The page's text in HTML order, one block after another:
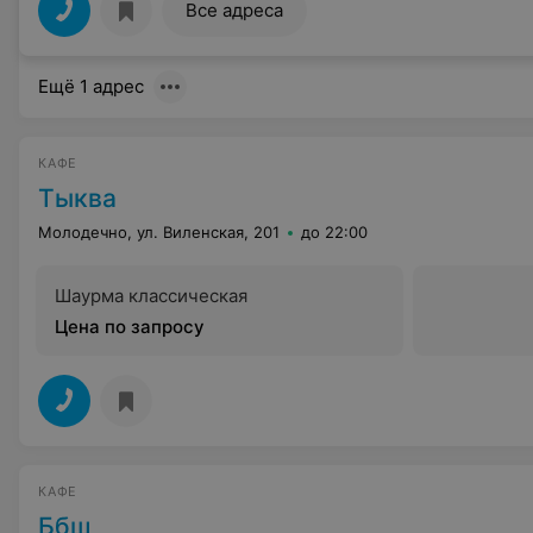
Все адреса
Ещё 1 адрес
КАФЕ
Тыква
Молодечно, ул. Виленская, 201 до 22:00
Шаурма классическая
Цена по запросу
КАФЕ
Ббш